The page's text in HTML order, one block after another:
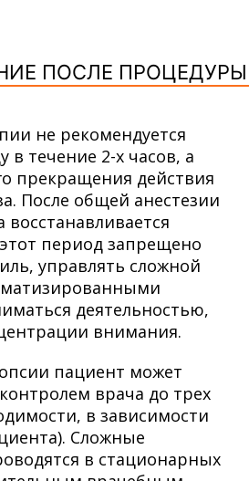
ПОСЛЕ ПРОЦЕДУРЫ
не рекомендуется
течение 2-х часов, а
прекращения действия
После общей анестезии
восстанавливается
период запрещено
управлять сложной
деятельностью,
внимания.
пациент может
врача до трех
в зависимости
Сложные
в стационарных